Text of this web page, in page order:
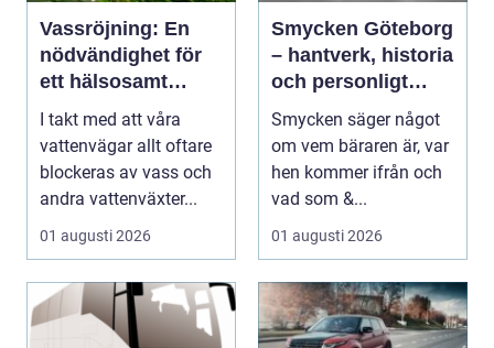
Vassröjning: En
nödvändighet för
ett hälsosamt
vattenlandskap
I takt med att våra
vattenvägar allt oftare
blockeras av vass och
andra vattenväxter...
01 augusti 2026
Smycken Göteborg
– hantverk, historia
och personligt
uttryck
Smycken säger något
om vem bäraren är, var
hen kommer ifrån och
vad som &...
01 augusti 2026